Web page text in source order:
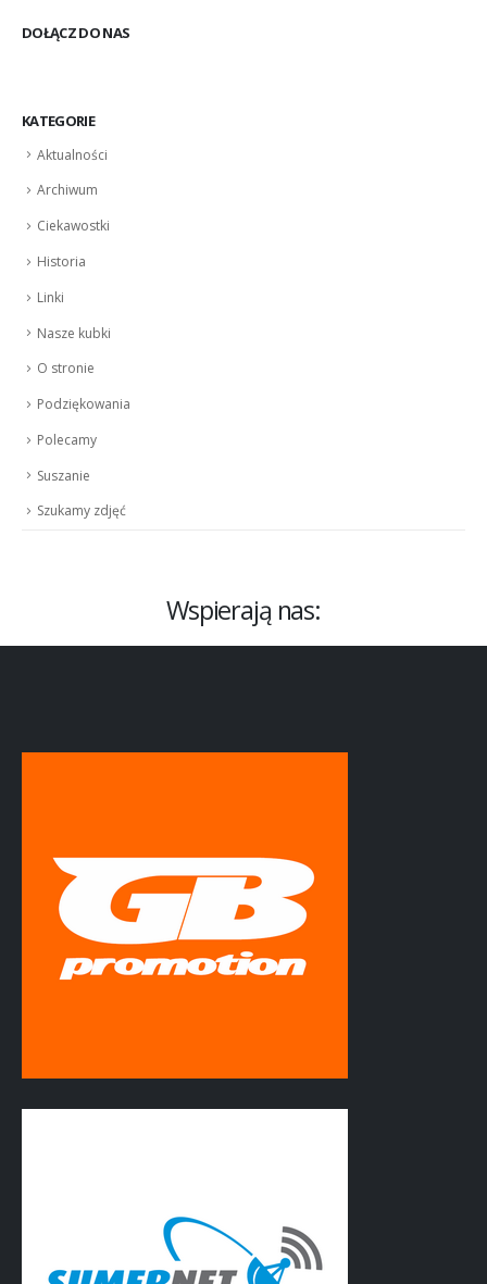
DOŁĄCZ DO NAS
KATEGORIE
Aktualności
Archiwum
Ciekawostki
Historia
Linki
Nasze kubki
O stronie
Podziękowania
Polecamy
Suszanie
Szukamy zdjęć
Wspierają nas: